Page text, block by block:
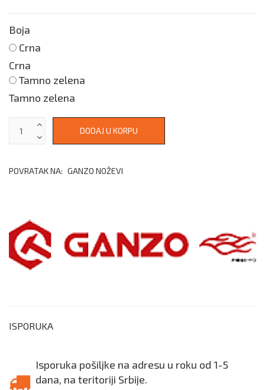
Boja
Crna
Crna
Tamno zelena
Tamno zelena
POVRATAK NA: GANZO NOŽEVI
ISPORUKA
Isporuka pošiljke na adresu u roku od 1-5
dana, na teritoriji Srbije.